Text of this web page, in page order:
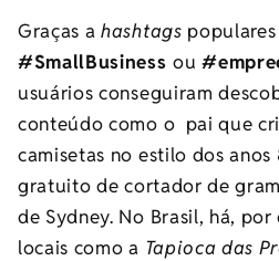
Graças ahashtags
#SmallBusinessou
usuários conseguiram
conteúdo como o pai que
camisetas no estilo dos
gratuito de cortador de
de Sydney. No Brasil, há,
locais como a Tapioca das